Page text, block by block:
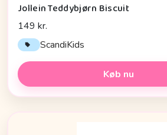
Jollein Teddybjørn Biscuit
149 kr.
ScandiKids
Køb nu